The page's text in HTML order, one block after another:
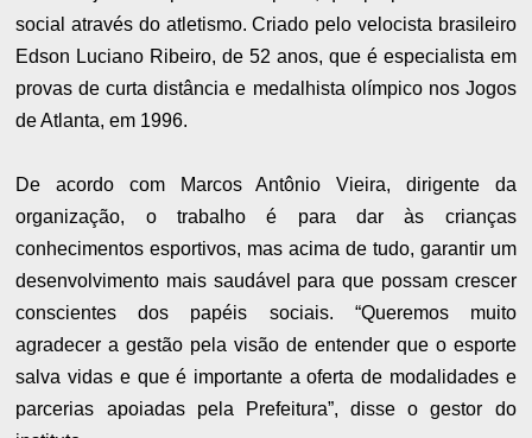
social através do atletismo. Criado pelo velocista brasileiro
Edson Luciano Ribeiro, de 52 anos, que é especialista em
provas de curta distância e medalhista olímpico nos Jogos
de Atlanta, em 1996.
De acordo com Marcos Antônio Vieira, dirigente da
organização, o trabalho é para dar às crianças
conhecimentos esportivos, mas acima de tudo, garantir um
desenvolvimento mais saudável para que possam crescer
conscientes dos papéis sociais. “Queremos muito
agradecer a gestão pela visão de entender que o esporte
salva vidas e que é importante a oferta de modalidades e
parcerias apoiadas pela Prefeitura”, disse o gestor do